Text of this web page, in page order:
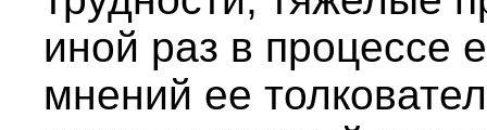
иной раз в процессе
мнений ее